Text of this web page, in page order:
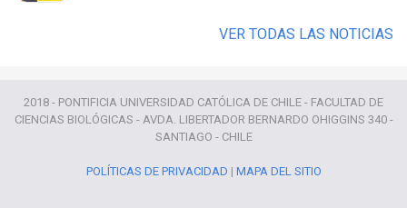
VER TODAS LAS NOTICIAS
2018 - PONTIFICIA UNIVERSIDAD CATÓLICA DE CHILE - FACULTAD DE
CIENCIAS BIOLÓGICAS - AVDA. LIBERTADOR BERNARDO OHIGGINS 340 -
SANTIAGO - CHILE
POLÍTICAS DE PRIVACIDAD | MAPA DEL SITIO